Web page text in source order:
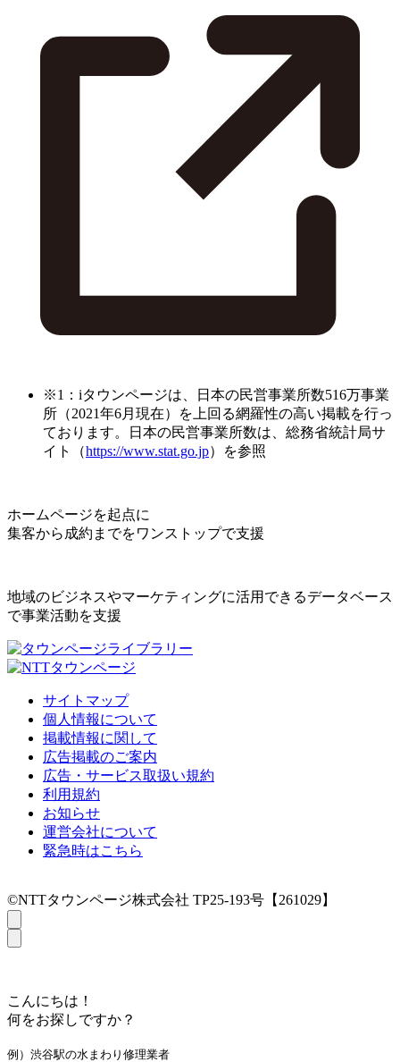
※1：iタウンページは、日本の民営事業所数516万事業
所（2021年6月現在）を上回る網羅性の高い掲載を行っ
ております。日本の民営事業所数は、総務省統計局サ
イト（https://www.stat.go.jp）を参照
ホームページを起点に
集客から成約までをワンストップで支援
地域のビジネスやマーケティングに活用できるデータベース
で事業活動を支援
サイトマップ
個人情報について
掲載情報に関して
広告掲載のご案内
広告・サービス取扱い規約
利用規約
お知らせ
運営会社について
緊急時はこちら
©NTTタウンページ株式会社 TP25-193号【261029】
こんにちは！
何をお探しですか？
例）渋谷駅の水まわり修理業者